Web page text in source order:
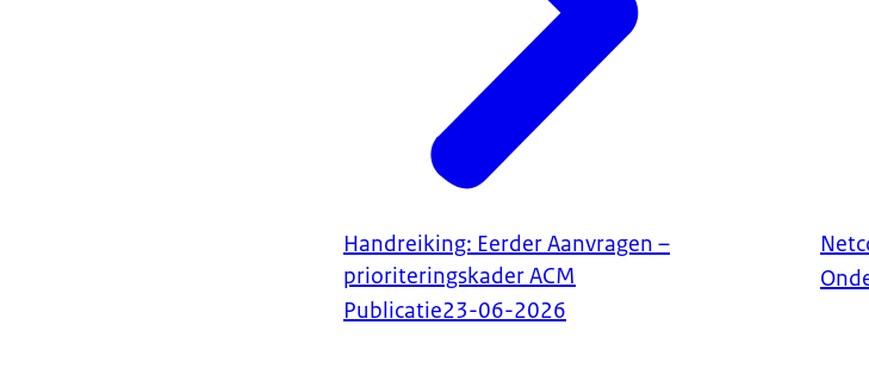
Handreiking: Eerder Aanvragen –
prioriteringskader ACM
Publicatie23-06-2026